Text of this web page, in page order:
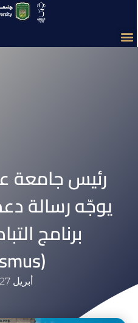
رئيس جامعة
يوجّه رسالة
برنامج
(Erasmus+)
أبريل 27, 2026